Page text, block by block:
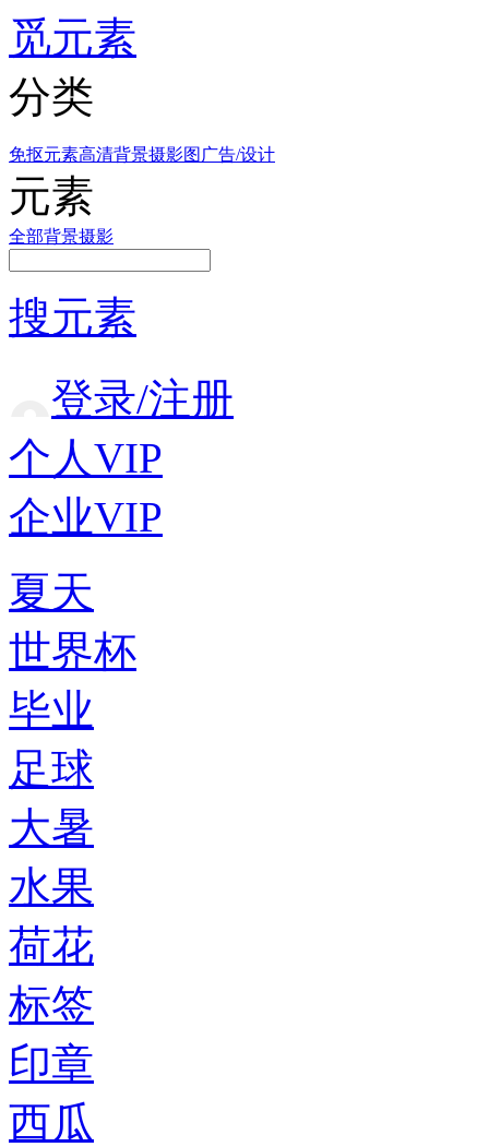
觅元素
分类
免抠元素高清背景摄影图 广告/设计
元素
全部背景摄影
搜元素
登录/注册
个人VIP
企业VIP
夏天
世界杯
毕业
足球
大暑
水果
荷花
标签
印章
西瓜